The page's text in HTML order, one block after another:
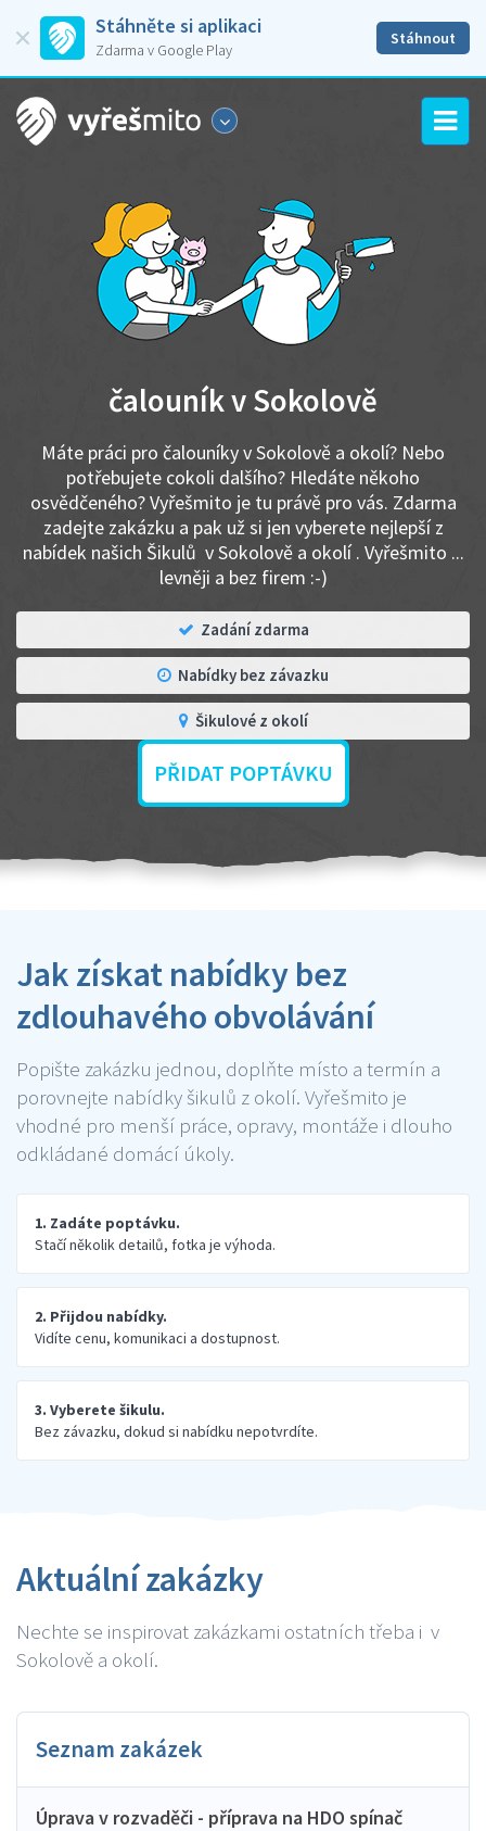
Stáhněte si aplikaci
Zdarma v Google Play
Stáhnout
čalouník v Sokolově
Máte práci pro čalouníky v Sokolově a okolí? Nebo
potřebujete cokoli dalšího? Hledáte někoho
osvědčeného? Vyřešmito je tu právě pro vás. Zdarma
zadejte zakázku a pak už si jen vyberete nejlepší z
nabídek našich Šikulů v Sokolově a okolí . Vyřešmito ...
levněji a bez firem :-)
Zadání zdarma
Nabídky bez závazku
Šikulové z okolí
PŘIDAT POPTÁVKU
Jak získat nabídky bez
zdlouhavého obvolávání
Popište zakázku jednou, doplňte místo a termín a
porovnejte nabídky šikulů z okolí. Vyřešmito je
vhodné pro menší práce, opravy, montáže i dlouho
odkládané domácí úkoly.
1. Zadáte poptávku.
Stačí několik detailů, fotka je výhoda.
2. Přijdou nabídky.
Vidíte cenu, komunikaci a dostupnost.
3. Vyberete šikulu.
Bez závazku, dokud si nabídku nepotvrdíte.
Aktuální zakázky
Nechte se inspirovat zakázkami ostatních třeba i v
Sokolově a okolí.
Seznam zakázek
Úprava v rozvaděči - příprava na HDO spínač